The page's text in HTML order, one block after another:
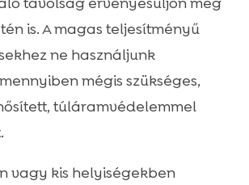
is. A magas teljesítményű
ne használjunk
mégis szükséges,
túláramvédelemmel
vagy kis helyiségekben